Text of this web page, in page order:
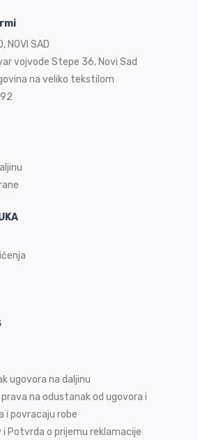
NOVI SAD
vojvode Stepe 36, Novi Sad
na veliko tekstilom
ugovora na daljinu
na odustanak od ugovora i
i povracaju robe
Potvrda o prijemu reklamacije